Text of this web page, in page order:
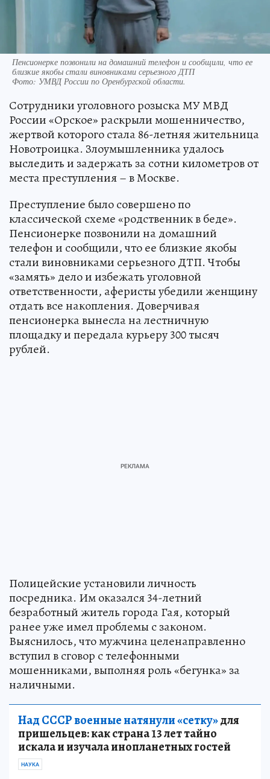
Пенсионерке позвонили на домашний телефон и сообщили, что ее
близкие якобы стали виновниками серьезного ДТП
Фото: УМВД России по Оренбургской области.
Сотрудники уголовного розыска МУ МВД
России «Орское» раскрыли мошенничество,
жертвой которого стала 86-летняя жительница
Новотроицка. Злоумышленника удалось
выследить и задержать за сотни километров от
места преступления – в Москве.
Преступление было совершено по
классической схеме «родственник в беде».
Пенсионерке позвонили на домашний
телефон и сообщили, что ее близкие якобы
стали виновниками серьезного ДТП. Чтобы
«замять» дело и избежать уголовной
ответственности, аферисты убедили женщину
отдать все накопления. Доверчивая
пенсионерка вынесла на лестничную
площадку и передала курьеру 300 тысяч
рублей.
Полицейские установили личность
посредника. Им оказался 34-летний
безработный житель города Гая, который
ранее уже имел проблемы с законом.
Выяснилось, что мужчина целенаправленно
вступил в сговор с телефонными
мошенниками, выполняя роль «бегунка» за
наличными.
Над СССР военные натянули «сетку»для
пришельцев: как страна 13 лет тайно
искала и изучала инопланетных гостей
НАУКА